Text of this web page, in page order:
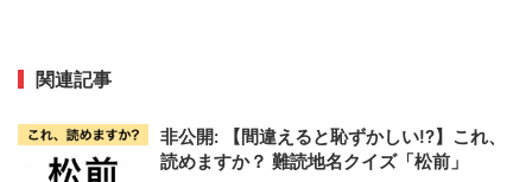
関連記事
非公開: 【間違えると恥ずかしい!?】これ、
読めますか？ 難読地名クイズ「松前」